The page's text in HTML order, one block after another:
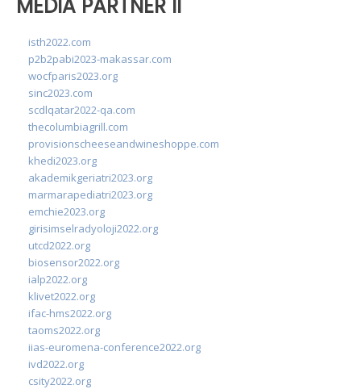
MEDIA PARTNER II
isth2022.com
p2b2pabi2023-makassar.com
wocfparis2023.org
sinc2023.com
scdlqatar2022-qa.com
thecolumbiagrill.com
provisionscheeseandwineshoppe.com
khedi2023.org
akademikgeriatri2023.org
marmarapediatri2023.org
emchie2023.org
girisimselradyoloji2022.org
utcd2022.org
biosensor2022.org
ialp2022.org
klivet2022.org
ifac-hms2022.org
taoms2022.org
iias-euromena-conference2022.org
ivd2022.org
csity2022.org